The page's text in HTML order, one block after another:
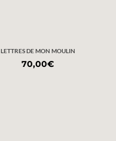
LETTRES DE MON MOULIN
70,00€